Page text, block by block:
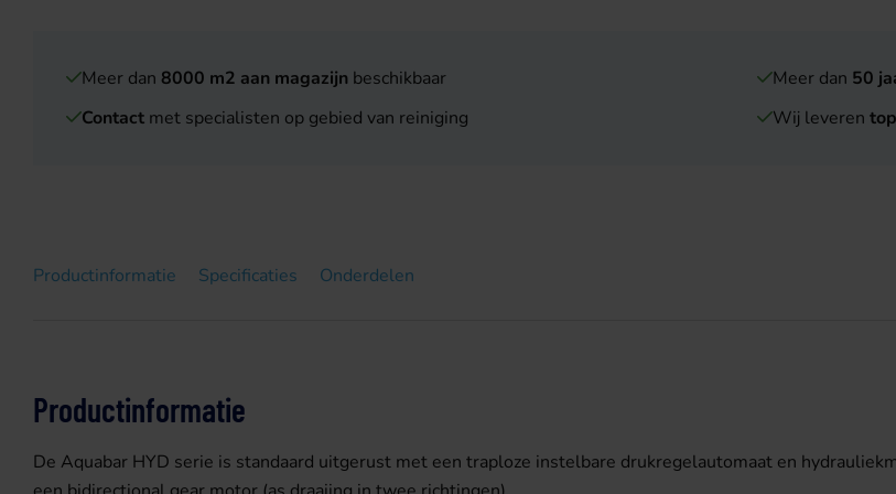
Meer dan 8000 m2 aan magazijn beschikbaar Meer dan 50
Contact met specialisten op gebied van reiniging Wij leveren
Productinformatie Specificaties Onderdelen
Productinformatie
De Aquabar HYD serie is standaard uitgerust met een traploze instelbare drukregelautomaat en